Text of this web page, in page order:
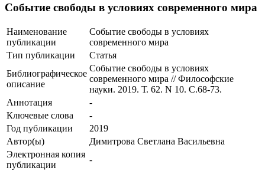
Событие свободы в условиях современного мира
Наименование
публикации
Событие свободы в условиях
современного мира
Тип публикации
Статья
Библиографическое
описание
Событие свободы в условиях
современного мира // Философские
науки. 2019. Т. 62. N 10. С.68-73.
Аннотация
-
Ключевые cлова
-
Год публикации
2019
Автор(ы)
Димитрова Светлана Васильевна
Электронная копия
публикации
-